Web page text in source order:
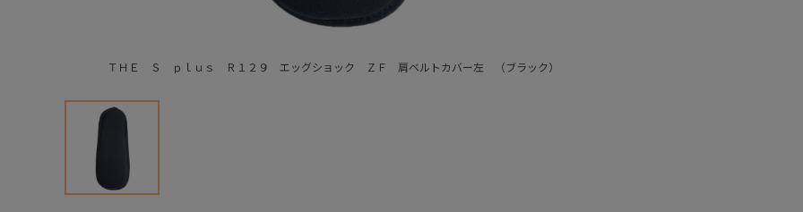
ＴＨＥ Ｓ ｐｌｕｓ Ｒ１２９ エッグショック ＺＦ 肩ベルトカバー左 （ブラック）